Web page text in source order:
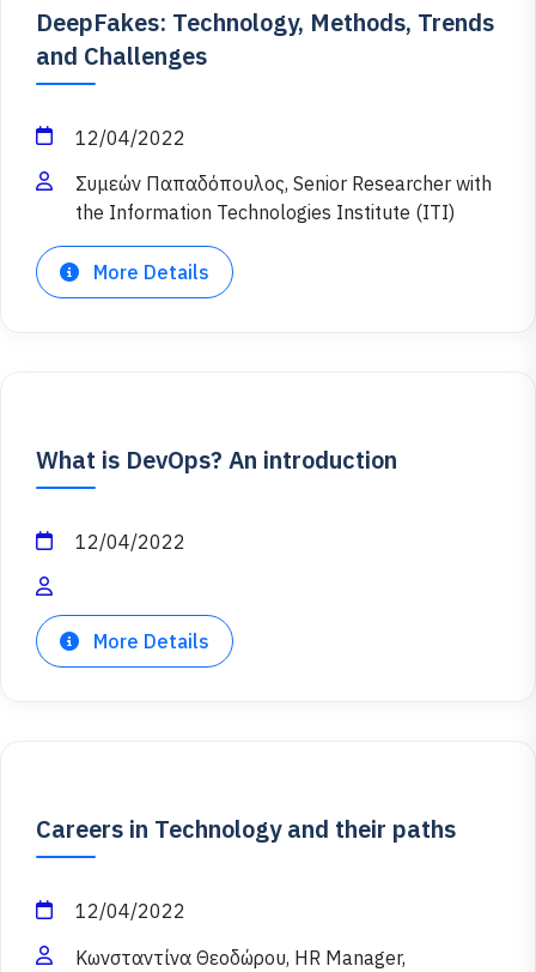
DeepFakes: Technology, Methods, Trends
and Challenges
12/04/2022
Συμεών Παπαδόπουλος, Senior Researcher with
the Information Technologies Institute (ITI)
More Details
What is DevOps? An introduction
12/04/2022
More Details
Careers in Technology and their paths
12/04/2022
Κωνσταντίνα Θεοδώρου, HR Manager,